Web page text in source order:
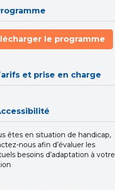
le programme
et prise en charge
êtes en situation de handicap,
nous afin d’évaluer les
besoins d’adaptation à votre